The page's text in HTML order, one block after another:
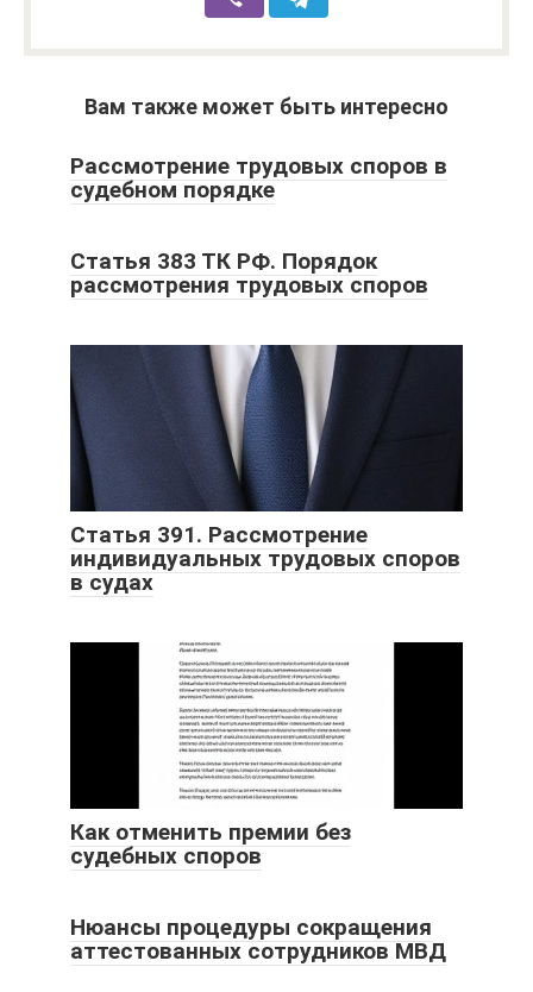
Вам также может быть интересно
Рассмотрение трудовых споров в
судебном порядке
Статья 383 ТК РФ. Порядок
рассмотрения трудовых споров
Статья 391. Рассмотрение
индивидуальных трудовых споров
в судах
Как отменить премии без
судебных споров
Нюансы процедуры сокращения
аттестованных сотрудников МВД